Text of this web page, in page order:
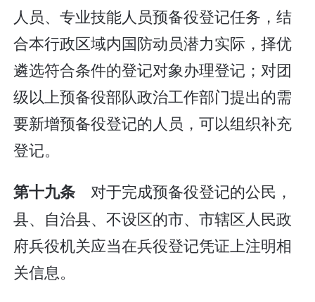
人员、专业技能人员预备役登记任务，结
合本行政区域内国防动员潜力实际，择优
遴选符合条件的登记对象办理登记；对团
级以上预备役部队政治工作部门提出的需
要新增预备役登记的人员，可以组织补充
登记。
第十九条对于完成预备役登记的公民，
县、自治县、不设区的市、市辖区人民政
府兵役机关应当在兵役登记凭证上注明相
关信息。